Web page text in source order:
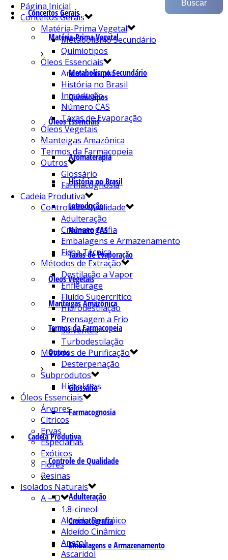
Conceitos Gerais
Matéria-Prima Vegetal
Metabolismo Secundário
Quimiotipos
Óleos Essenciais
Aromaterapia
História no Brasil
Introdução
Número CAS
Taxas de Evaporação
Óleos Vegetais
Manteigas Amazônica
Termos da Farmacopeia
Outros
Glossário
Farmacognosia
Cadeia Produtiva
Controle de Qualidade
Adulteração
Cromatografia
Embalagens e Armazenamento
Página Inicial
Conceitos Gerais
Matéria-Prima Vegetal
Metabolismo Secundário
Quimiotipos
Óleos Essenciais
Aromaterapia
História no Brasil
Introdução
Número CAS
Taxas de Evaporação
Óleos Vegetais
Manteigas Amazônica
Termos da Farmacopeia
Outros
Glossário
Farmacognosia
Cadeia Produtiva
Controle de Qualidade
Adulteração
Cromatografia
Embalagens e Armazenamento
Ficha Técnica
Métodos de Extração
Destilação a Vapor
Enfleurage
Fluído Supercrítico
Hidrodestilação
Prensagem a Frio
Solventes
Turbodestilação
Métodos de Purificação
Desterpenação
Subprodutos
Hidrolatos
Óleos Essenciais
Árvores
Cítricos
Ervas
Especiarias
Exóticos
Flores
Resinas
Isolados Naturais
A – D
1.8-cineol
Aldeído Benzóico
Aldeído Cinâmico
Anetol
Ascaridol